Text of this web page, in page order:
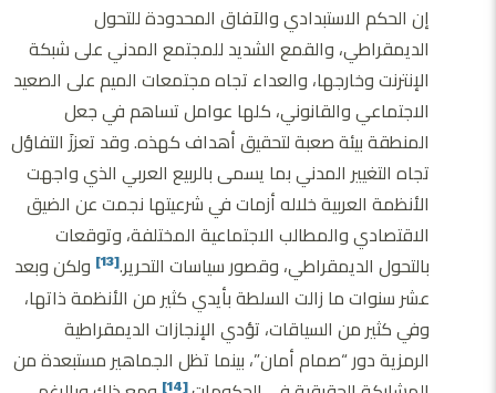
إن الحكم الاستبدادي والآفاق المحدودة للتحول
الديمقراطي، والقمع الشديد للمجتمع المدني على شبكة
الإنترنت وخارجها، والعداء تجاه مجتمعات الميم على الصعيد
الاجتماعي والقانوني، كلها عوامل تساهم في جعل
المنطقة بيئة صعبة لتحقيق أهداف كهذه. وقد تعززَ التفاؤل
تجاه التغيير المدني بما يسمى بالربيع العربي الذي واجهت
الأنظمة العربية خلاله أزمات في شرعيتها نجمت عن الضيق
الاقتصادي والمطالب الاجتماعية المختلفة، وتوقعات
بالتحول الديمقراطي، وقصور سياسات التحرير.[13]
ولكن وبعد
عشر سنوات ما زالت السلطة بأيدي كثير من الأنظمة ذاتها،
وفي كثير من السياقات، تؤدي الإنجازات الديمقراطية
الرمزية دور “صمام أمان”، بينما تظل الجماهير مستبعدة من
[14]